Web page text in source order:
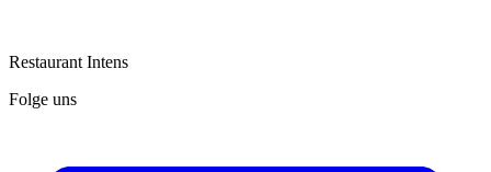
Restaurant Intens
Folge uns